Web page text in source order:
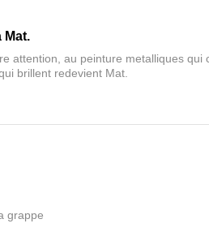
Mat.
attention, au peinture metalliques
brillent redevient Mat.
grappe